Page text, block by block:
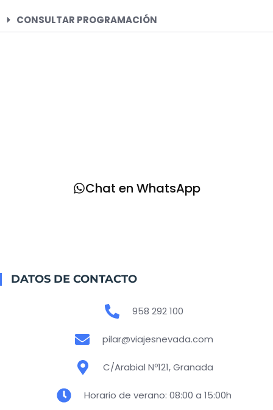
CONSULTAR PROGRAMACIÓN
Chat en WhatsApp
DATOS DE CONTACTO
958 292 100
pilar@viajesnevada.com
C/Arabial Nº121, Granada
Horario de verano: 08:00 a 15:00h